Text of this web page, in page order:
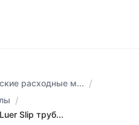
расходные м... /
/
Slip труб...